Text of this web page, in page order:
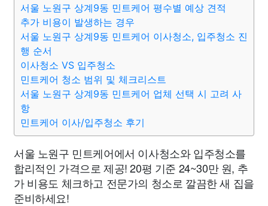
서울 노원구 상계9동 민트케어 평수별 예상 견적
추가 비용이 발생하는 경우
서울 노원구 상계9동 민트케어 이사청소, 입주청소 진
행 순서
이사청소 VS 입주청소
민트케어 청소 범위 및 체크리스트
서울 노원구 상계9동 민트케어 업체 선택 시 고려 사
항
민트케어 이사/입주청소 후기
서울 노원구 민트케어에서 이사청소와 입주청소를
합리적인 가격으로 제공! 20평 기준 24~30만 원, 추
가 비용도 체크하고 전문가의 청소로 깔끔한 새 집을
준비하세요!